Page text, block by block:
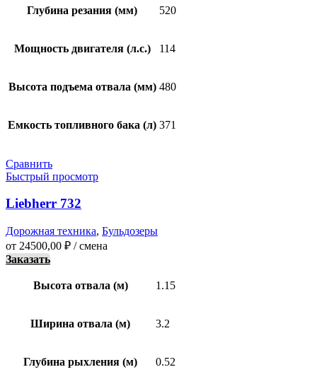
Глубина резания (мм) 520
Мощность двигателя (л.с.) 114
Высота подъема отвала (мм) 480
Емкость топливного бака (л) 371
Сравнить
Быстрый просмотр
Liebherr 732
Дорожная техника, Бульдозеры
от 24500,00 ₽ / смена
Заказать
Высота отвала (м) 1.15
Ширина отвала (м) 3.2
Глубина рыхления (м) 0.52